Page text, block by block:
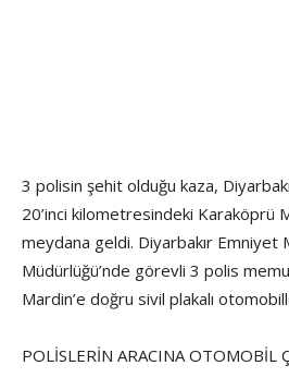
3 polisin şehit olduğu kaza,
20’inci kilometresindeki Karaköprü
meydana geldi. Diyarbakır Emniyet
Müdürlüğü’nde görevli 3 polis
Mardin’e doğru sivil plakalı
POLİSLERİN ARACINA OTOMOBİL